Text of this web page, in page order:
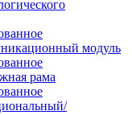
модуль
рама